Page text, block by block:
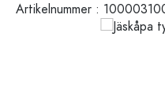
Artikelnummer :